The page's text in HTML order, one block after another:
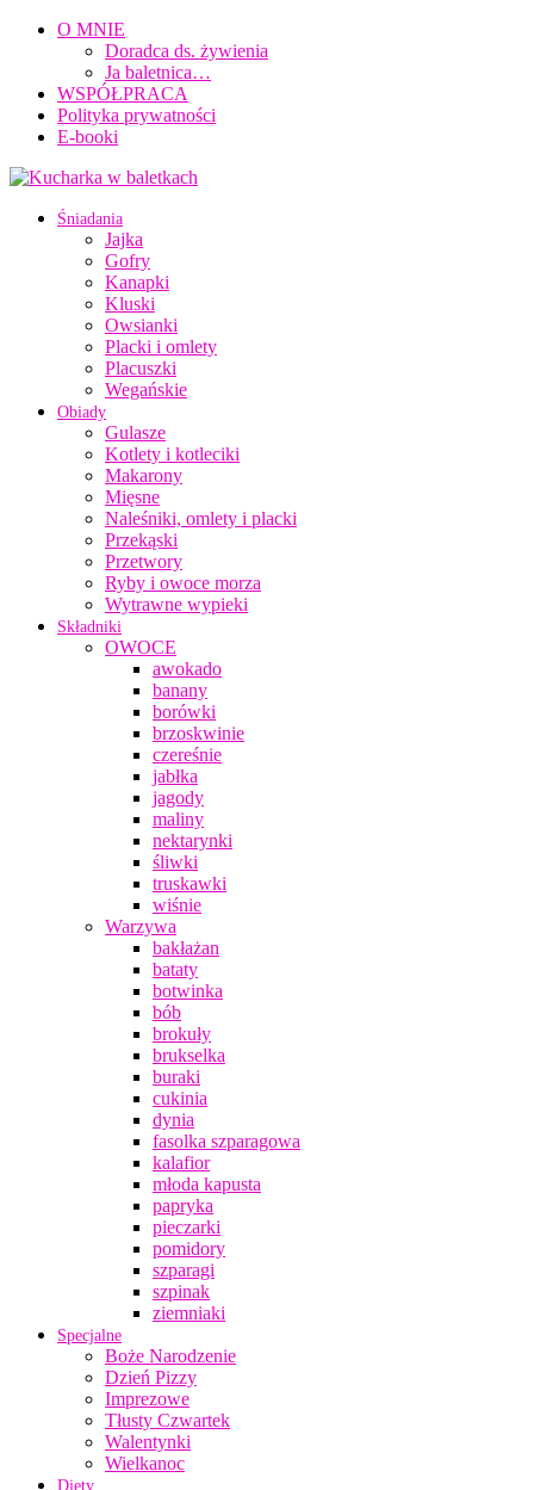
O MNIE
Doradca ds. żywienia
Ja baletnica…
WSPÓŁPRACA
Polityka prywatności
E-booki
Śniadania
Jajka
Gofry
Kanapki
Kluski
Owsianki
Placki i omlety
Placuszki
Wegańskie
Obiady
Gulasze
Kotlety i kotleciki
Makarony
Mięsne
Naleśniki, omlety i placki
Przekąski
Przetwory
Ryby i owoce morza
Wytrawne wypieki
Składniki
OWOCE
awokado
banany
borówki
brzoskwinie
czereśnie
jabłka
jagody
maliny
nektarynki
śliwki
truskawki
wiśnie
Warzywa
bakłażan
bataty
botwinka
bób
brokuły
brukselka
buraki
cukinia
dynia
fasolka szparagowa
kalafior
młoda kapusta
papryka
pieczarki
pomidory
szparagi
szpinak
ziemniaki
Specjalne
Boże Narodzenie
Dzień Pizzy
Imprezowe
Tłusty Czwartek
Walentynki
Wielkanoc
Diety